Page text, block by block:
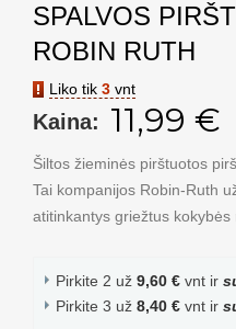
SPALVOS
ROBIN RUTH
Liko tik 3 vnt
Kaina: 11,99 €
Šiltos žieminės pirštuotos
Tai kompanijos Robin-Ruth
atitinkantys griežtus kokybės
Pirkite 2 už 9,60 € vnt ir
Pirkite 3 už 8,40 € vnt ir